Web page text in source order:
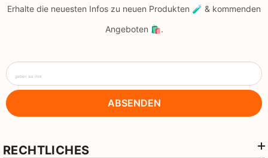
Erhalte die neuesten Infos zu neuen Produkten 🧪 & kommenden
Angeboten 🛍️.
geben sie ihre
ABSENDEN
RECHTLICHES